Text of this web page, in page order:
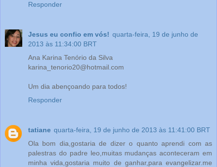
Responder
Jesus eu confio em vós! quarta-feira, 19 de junho de
2013 às 11:34:00 BRT
Ana Karina Tenório da Silva
karina_tenorio20@hotmail.com
Um dia abençoando para todos!
Responder
tatiane quarta-feira, 19 de junho de 2013 às 11:41:00 BRT
Ola bom dia,gostaria de dizer o quanto aprendi com as
palestras do padre leo,muitas mudanças aconteceram em
minha vida,gostaria muito de ganhar,para evangelizar.me